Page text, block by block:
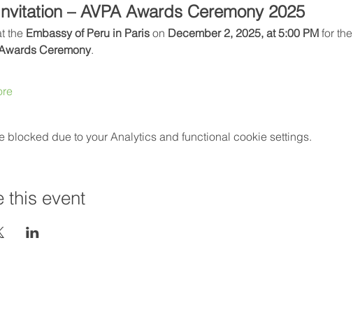
– AVPA Awards Ceremony 2025
the Embassy of Peru in Paris on December 2, 2025, at 5:00 PM for the
Ceremony.
blocked due to your Analytics and functional cookie settings.
this event